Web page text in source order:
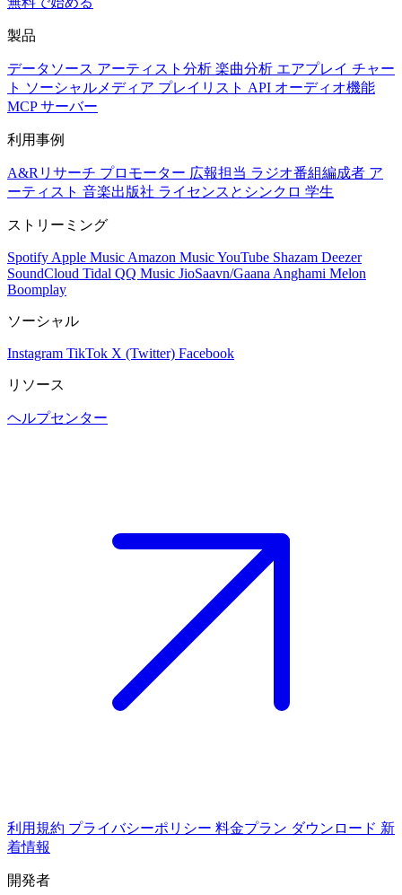
製品
データソース アーティスト分析 楽曲分析 エアプレイ チャー
ト ソーシャルメディア プレイリスト API オーディオ機能
MCP サーバー
利用事例
A&Rリサーチ プロモーター 広報担当 ラジオ番組編成者 ア
ーティスト 音楽出版社 ライセンスとシンクロ 学生
ストリーミング
Spotify Apple Music Amazon MusicYouTube Shazam Deezer
SoundCloud Tidal QQ Music JioSaavn/Gaana Anghami Melon
Boomplay
ソーシャル
Instagram TikTok X (Twitter) Facebook
リソース
ヘルプセンター
利用規約 プライバシーポリシー 料金プラン ダウンロード 新
着情報
開発者